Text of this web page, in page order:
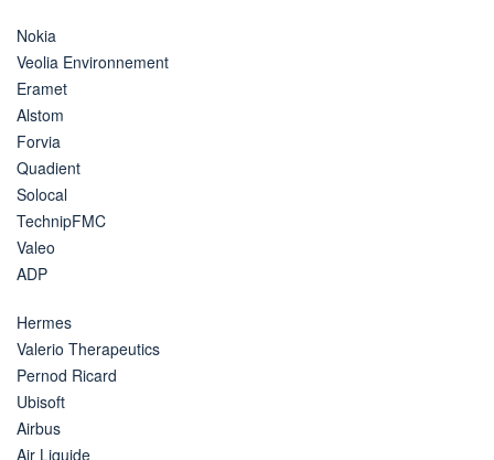
Nokia
Veolia Environnement
Eramet
Alstom
Forvia
Quadient
Solocal
TechnipFMC
Valeo
ADP
Hermes
Valerio Therapeutics
Pernod Ricard
Ubisoft
Airbus
Air Liquide